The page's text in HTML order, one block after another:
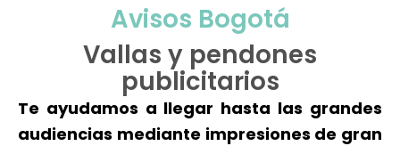
Avisos Bogotá
Vallas y pendones
publicitarios
Te ayudamos a llegar hasta las grandes
audiencias mediante impresiones de gran